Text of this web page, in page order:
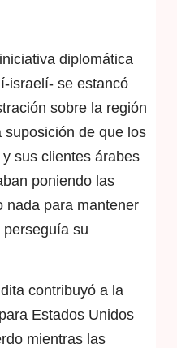
diplomática
israelí- se estancó
sobre la región
de que los
sus clientes árabes
poniendo las
nada para mantener
su
contribuyó a la
Estados Unidos
mientras las